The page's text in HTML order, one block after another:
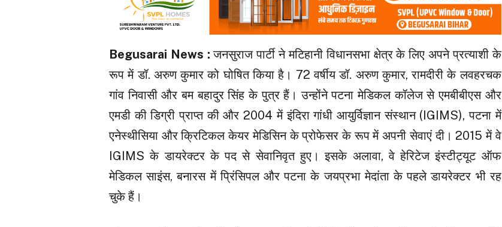
Begusarai News :जनसुराज पार्टी ने मटिहानी विधानसभा क्षेत्र के लिए अपने प्रत्याशी के
रूप में डॉ. अरुण कुमार को घोषित किया है। 72 वर्षीय डॉ. अरुण कुमार, रामदीरी के लवहरचक
गांव निवासी और बम बहादुर सिंह के पुत्र हैं। उन्होंने पटना मेडिकल कॉलेज से एमबीबीएस और
एमडी की डिग्री प्राप्त की और 2004 में इंदिरा गांधी आयुर्विज्ञान संस्थान (IGIMS), पटना में
एनेस्थीसिया और क्रिटिकल केयर मेडिसिन के प्रोफेसर के रूप में अपनी सेवाएं दी। 2015 में वे
IGIMS के डायरेक्टर के पद से सेवानिवृत हुए। इसके अलावा, वे हेरिटेज इंस्टीट्यूट ऑफ
मेडिकल साइंस, बनारस में प्रिंसिपल और पटना के जयप्रभा मेदांता के पहले डायरेक्टर भी रह
चुके हैं।